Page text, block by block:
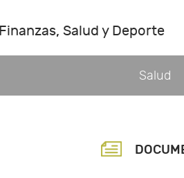
Salud y Deporte
Salud